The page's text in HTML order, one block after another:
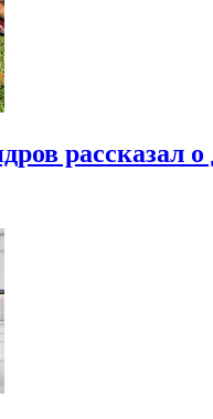
рассказал